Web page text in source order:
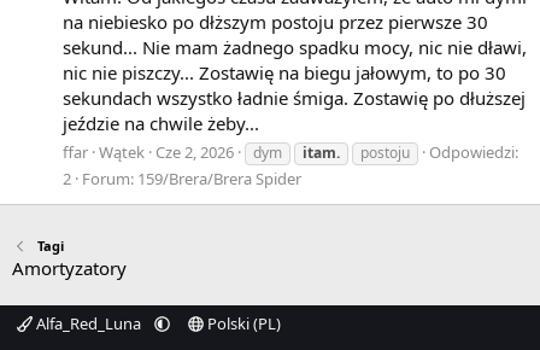
na niebiesko po dłższym postoju przez pierwsze 30
sekund... Nie mam żadnego spadku mocy, nic nie dławi,
nic nie piszczy... Zostawię na biegu jałowym, to po 30
sekundach wszystko ładnie śmiga. Zostawię po dłuższej
jeździe na chwile żeby...
ffar Wątek Cze 2, 2026 dym itam. postoju
Odpowiedzi:
2 Forum: 159/Brera/Brera Spider
Tagi
Amortyzatory
Alfa_Red_Luna
Polski (PL)